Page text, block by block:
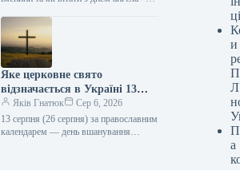
Яке церковне свято
відзначається в Україні 13
серпня
Яків Гнатюк
Сер 6, 2026
13 серпня (26 серпня) за православним
календарем — день вшанування
ці
и
а